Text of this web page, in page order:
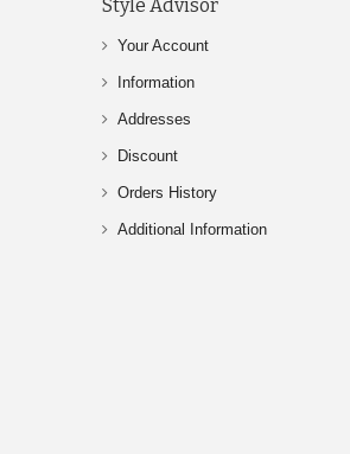
Style Advisor
Your Account
Information
Addresses
Discount
Orders History
Additional Information